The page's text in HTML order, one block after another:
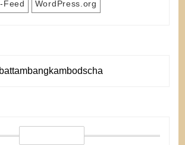
Feed WordPress.org